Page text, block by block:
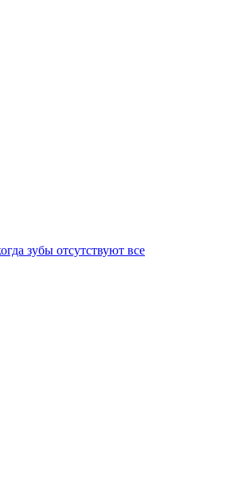
зубы отсутствуют все